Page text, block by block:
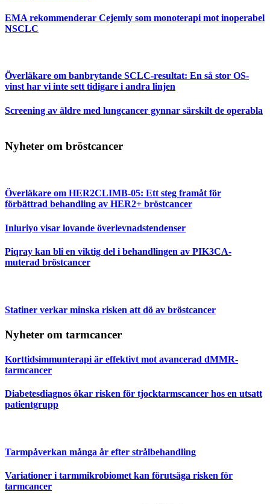
EMA rekommenderar Cejemly som monoterapi mot inoperabel
NSCLC
Överläkare om banbrytande SCLC-resultat: En så stor OS-
vinst har vi inte sett tidigare i andra linjen
Screening av äldre med lungcancer gynnar särskilt de operabla
Nyheter om bröstcancer
Överläkare om HER2CLIMB-05: Ett steg framåt för
förbättrad behandling av HER2+ bröstcancer
Inluriyo visar lovande överlevnadstendenser
Piqray kan bli en viktig del i behandlingen av PIK3CA-
muterad bröstcancer
Statiner verkar minska risken att dö av bröstcancer
Nyheter om tarmcancer
Korttidsimmunterapi är effektivt mot avancerad dMMR-
tarmcancer
Diabetesdiagnos ökar risken för tjocktarmscancer hos en utsatt
patientgrupp
Tarmpåverkan många år efter strålbehandling
Variationer i tarmmikrobiomet kan förutsäga risken för
tarmcancer